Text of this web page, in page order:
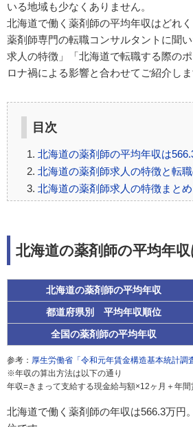
いる地域も少なくありません。
北海道で働く薬剤師の平均年収はどれく
薬剤師専門の転職コンサルタントに聞
求人の特徴」「北海道で転職する際の
ロナ禍による影響と合わせてご紹介しま
目次
北海道の薬剤師の平均年収は
北海道の薬剤師求人の特徴と転
北海道の薬剤師求人の特徴まとめ
北海道の薬剤師の平均年
北海道の薬剤師の平均年収
都道府県別 平均年収順位
全国の薬剤師の平均年収
参考： 厚生労働省「令和元年賃金構造基本統計調
※年収の算出方法は以下の通り
年収=きまって支給する現金給与額×12ヶ月＋年
北海道で働く薬剤師の年収は566.3万円